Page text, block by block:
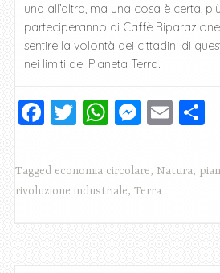
una all’altra, ma una cosa è certa,
parteciperanno ai Caffè
sentire la volontà dei cittadini di
nei limiti del Pianeta Terra.
F
c
e
T
tt
er
W
at
s
M
ss
e
E
ai
C
n
Tagged economia circolare, Natura,
rivoluzione industriale, Terra